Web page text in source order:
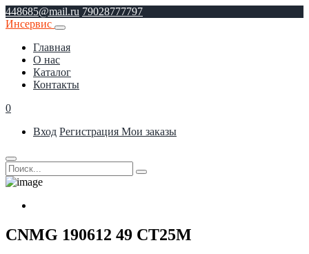
448685@mail.ru 79028777797
Инсервис
Главная
О нас
Каталог
Контакты
0
Вход Регистрация Мои заказы
CNMG 190612 49 CT25M